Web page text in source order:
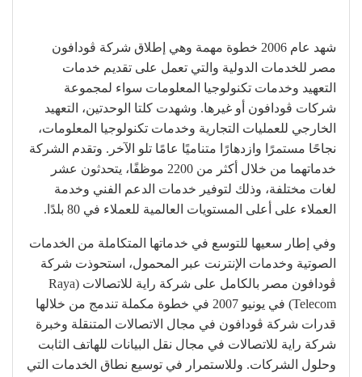
شهد عام 2006 خطوة مهمة وهي إطلاق شركة ڤودافون
مصر للخدمات الدولية والتي تعمل على تقديم خدمات
التعهيد وخدمات تكنولوجيا المعلومات سواء لمجموعة
شركات ڤودافون أو غيرها. وشهدت كلتا الوحدتين، التعهيد
الخارجي للعمليات التجارية وخدمات تكنولوجيا المعلومات،
نجاحًا مستمرًا وازدهارًا متناميًا عامًا تلو الآخر. وتقدم الشركة
خدماتهما من خلال أكثر من 2200 موظفًا، يتحدثون عشر
لغات مختلفة، وذلك لتوفير خدمات الدعم الفني وخدمة
العملاء على أعلى المستويات العالمية للعملاء في 80 بلدًا.
وفي إطار سعيها للتوسع في خدماتها المتكاملة من الخدمات
الصوتية وخدمات الإنترنت عبر المحمول، استحوذت شركة
ڤودافون مصر بالكامل على شركة راية للاتصالات (Raya
Telecom) في يونيو 2007 في خطوة مكملة تندمج من خلالها
قدرات شركة ڤودافون في مجال الاتصالات المتنقلة وخبرة
شركة راية للاتصالات في مجال نقل البيانات للهاتف الثابت
وحلول الشركات. وللاستمرار في توسيع نطاق الخدمات التي